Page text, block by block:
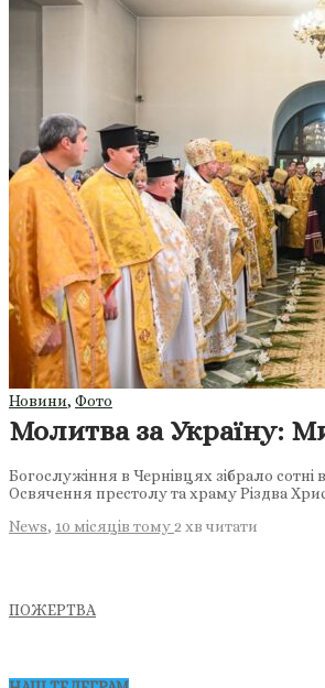
Новини, Фото
Молитва за Україну:
Богослужіння в Чернівцях зібрало
Освячення престолу та храму Різдва
News, 10 місяців тому 2 хв читати
ПОЖЕРТВА